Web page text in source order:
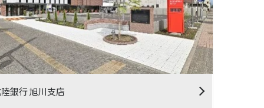
銀行 旭川支店